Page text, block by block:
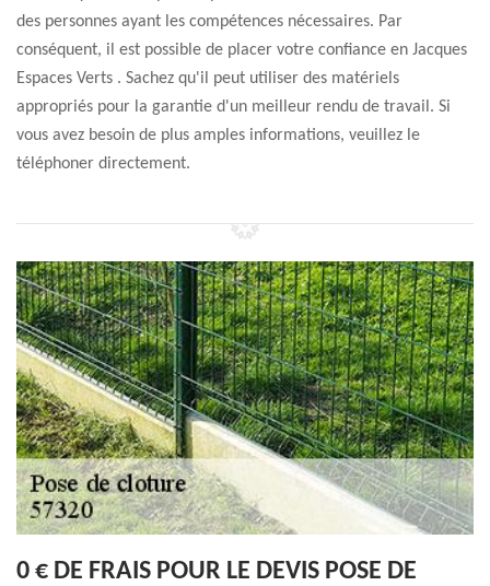
des personnes ayant les compétences nécessaires. Par
conséquent, il est possible de placer votre confiance en Jacques
Espaces Verts . Sachez qu'il peut utiliser des matériels
appropriés pour la garantie d'un meilleur rendu de travail. Si
vous avez besoin de plus amples informations, veuillez le
téléphoner directement.
0 € DE FRAIS POUR LE DEVIS POSE DE